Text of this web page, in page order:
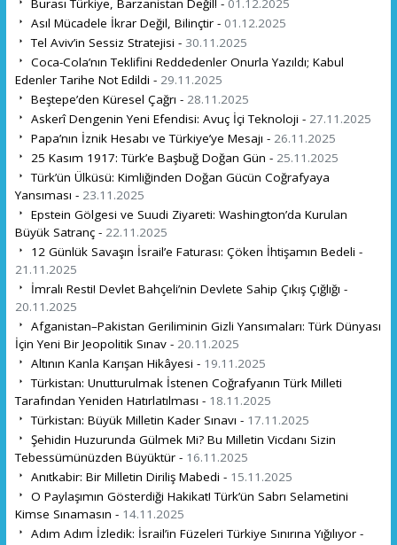
Burası Türkiye, Barzanistan Değil! - 01.12.2025
Asıl Mücadele İkrar Değil, Bilinçtir - 01.12.2025
Tel Aviv’in Sessiz Stratejisi - 30.11.2025
Coca-Cola’nın Teklifini Reddedenler Onurla Yazıldı; Kabul
Edenler Tarihe Not Edildi - 29.11.2025
Beştepe’den Küresel Çağrı - 28.11.2025
Askerî Dengenin Yeni Efendisi: Avuç İçi Teknoloji - 27.11.2025
Papa’nın İznik Hesabı ve Türkiye’ye Mesajı - 26.11.2025
25 Kasım 1917: Türk’e Başbuğ Doğan Gün - 25.11.2025
Türk’ün Ülküsü: Kimliğinden Doğan Gücün Coğrafyaya
Yansıması - 23.11.2025
Epstein Gölgesi ve Suudi Ziyareti: Washington’da Kurulan
Büyük Satranç - 22.11.2025
12 Günlük Savaşın İsrail’e Faturası: Çöken İhtişamın Bedeli -
21.11.2025
İmralı Resti! Devlet Bahçeli’nin Devlete Sahip Çıkış Çığlığı -
20.11.2025
Afganistan–Pakistan Geriliminin Gizli Yansımaları: Türk Dünyası
İçin Yeni Bir Jeopolitik Sınav - 20.11.2025
Altının Kanla Karışan Hikâyesi - 19.11.2025
Türkistan: Unutturulmak İstenen Coğrafyanın Türk Milleti
Tarafından Yeniden Hatırlatılması - 18.11.2025
Türkistan: Büyük Milletin Kader Sınavı - 17.11.2025
Şehidin Huzurunda Gülmek Mi? Bu Milletin Vicdanı Sizin
Tebessümünüzden Büyüktür - 16.11.2025
Anıtkabir: Bir Milletin Diriliş Mabedi - 15.11.2025
O Paylaşımın Gösterdiği Hakikat! Türk’ün Sabrı Selametini
Kimse Sınamasın - 14.11.2025
Adım Adım İzledik: İsrail’in Füzeleri Türkiye Sınırına Yığılıyor -